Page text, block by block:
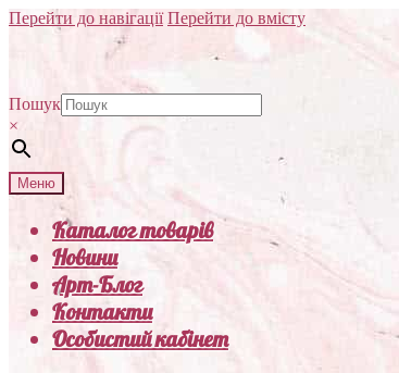
Перейти до навігації Перейти до вмісту
Пошук
×
Меню
Каталог товарів
Новини
Арт-Блог
Контакти
Особистий кабінет